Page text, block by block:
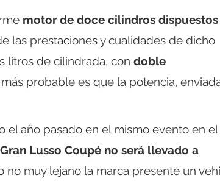
motor de doce cilindros dispuestos
las prestaciones y cualidades de dicho
litros de cilindrada, con doble
probable es que la potencia,
año pasado en el mismo evento en
Lusso Coupé no será llevado a
muy lejano la marca presente un